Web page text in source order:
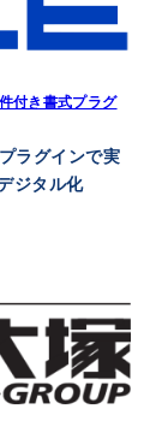
付き書式プラグ
ラグインで実
ジタル化